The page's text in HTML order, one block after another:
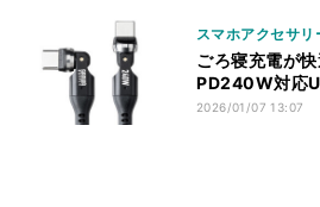
スマホアクセサリ
ごろ寝充電が
PD240W対応
2026/01/07 13:07